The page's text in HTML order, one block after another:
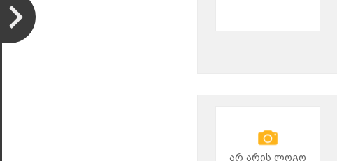
არ არის ლოგო